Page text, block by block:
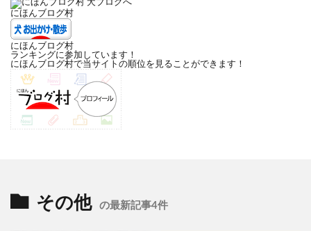
にほんブログ村
にほんブログ村
ランキングに参加しています！
にほんブログ村で当サイトの順位を見ることができます！
その他 の最新記事4件